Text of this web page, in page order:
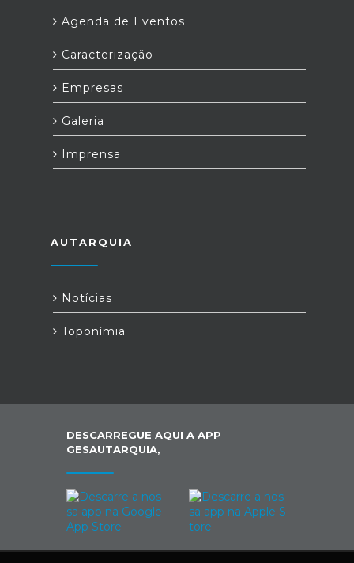
Agenda de Eventos
Caracterização
Empresas
Galeria
Imprensa
AUTARQUIA
Notícias
Toponímia
DESCARREGUE AQUI A APP
GESAUTARQUIA,